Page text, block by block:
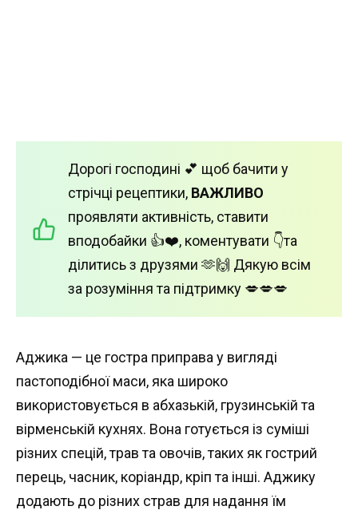
Дорогі господині 💕 щоб бачити у
стрічці рецептики, ВАЖЛИВО
проявляти активність, ставити
вподобайки 👍❤️, коментувати 👇та
ділитись з друзями 🫶🙌 Дякую всім
за розуміння та підтримку 💋💋💋
Аджика — це гостра приправа у вигляді
пастоподібної маси, яка широко
використовується в абхазькій, грузинській та
вірменській кухнях. Вона готується із суміші
різних спецій, трав та овочів, таких як гострий
перець, часник, коріандр, кріп та інші. Аджику
додають до різних страв для надання їм